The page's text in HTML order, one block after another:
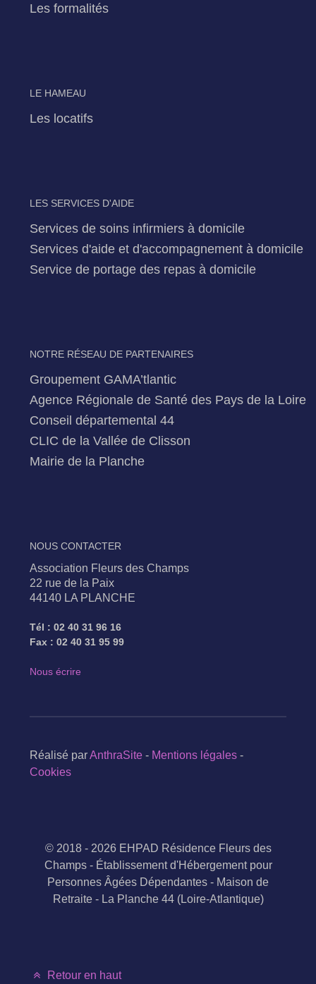
Les formalités
LE HAMEAU
Les locatifs
LES SERVICES D'AIDE
Services de soins infirmiers à domicile
Services d'aide et d'accompagnement à domicile
Service de portage des repas à domicile
NOTRE RÉSEAU DE PARTENAIRES
Groupement GAMA’tlantic
Agence Régionale de Santé des Pays de la Loire
Conseil départemental 44
CLIC de la Vallée de Clisson
Mairie de la Planche
NOUS CONTACTER
Association Fleurs des Champs
22 rue de la Paix
44140 LA PLANCHE
Tél : 02 40 31 96 16
Fax : 02 40 31 95 99
Nous écrire
Réalisé parAnthraSite - Mentions légales -
Cookies
© 2018 - 2026 EHPAD Résidence Fleurs des
Champs - Établissement d'Hébergement pour
Personnes Âgées Dépendantes - Maison de
Retraite - La Planche 44 (Loire-Atlantique)
Retour en haut